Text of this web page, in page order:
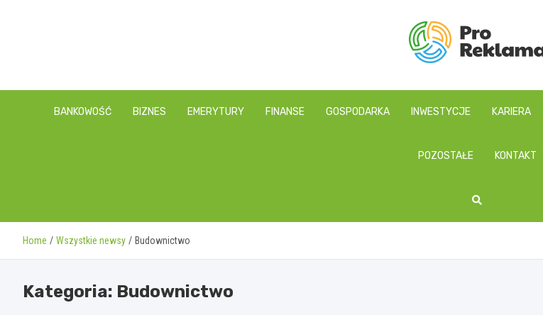
BANKOWOŚĆ BIZNES EMERYTURY FINANSE GOSPODARKA INWESTYCJE KARIERA
POZOSTAŁE KONTAKT
Home Wszystkie newsy Budownictwo
Kategoria: Budownictwo